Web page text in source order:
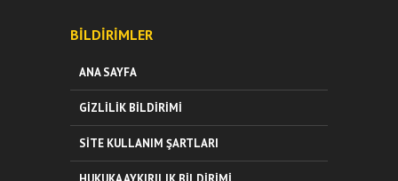
BILDIRIMLER
ANA SAYFA
GIZLILIK BILDIRIMI
SITE KULLANIM ŞARTLARI